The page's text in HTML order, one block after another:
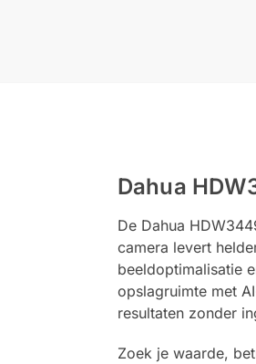
Dahua
De Dahua
camera levert
beeldoptimalisatie
opslagruimte met
resultaten zonder
Zoek je waarde,